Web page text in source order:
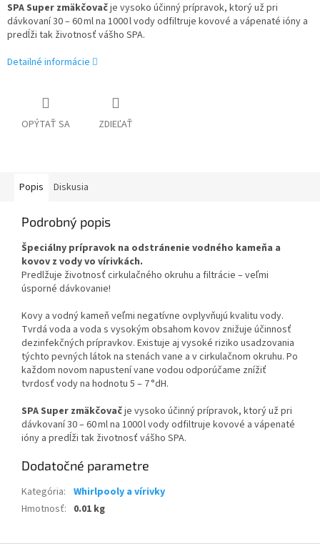
SPA Super zmäkčovačje vysoko účinný prípravok, ktorý už pri
dávkovaní 30 – 60 ml na 1000 l vody odfiltruje kovové a vápenaté ióny a
predĺži tak životnosť vášho SPA.
Detailné informácie
OPÝTAŤ SA ZDIEĽAŤ
Popis Diskusia
Podrobný popis
Špeciálny prípravok na odstránenie vodného kameňa a
kovov z vody vo vírivkách.
Predlžuje životnosť cirkulačného okruhu a filtrácie – veľmi
úsporné dávkovanie!
Kovy a vodný kameň veľmi negatívne ovplyvňujú kvalitu vody.
Tvrdá voda a voda s vysokým obsahom kovov znižuje účinnosť
dezinfekčných prípravkov. Existuje aj vysoké riziko usadzovania
týchto pevných látok na stenách vane a v cirkulačnom okruhu. Po
každom novom napustení vane vodou odporúčame znížiť
tvrdosť vody na hodnotu 5 – 7 °dH.
SPA Super zmäkčovačje vysoko účinný prípravok, ktorý už pri
dávkovaní 30 – 60 ml na 1000 l vody odfiltruje kovové a vápenaté
ióny a predĺži tak životnosť vášho SPA.
Dodatočné parametre
Kategória: Whirlpooly a vírivky
Hmotnosť: 0.01 kg